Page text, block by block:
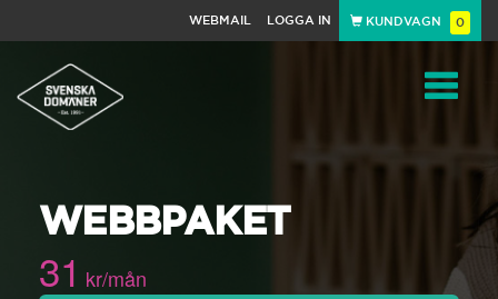
WEBMAIL LOGGA IN KUNDVAGN 0
Toggle
WEBBPAKET
31 kr/mån